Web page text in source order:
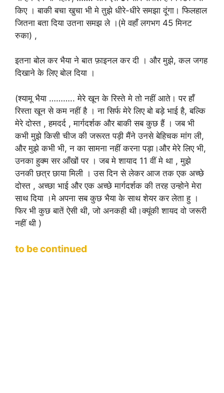
किए । बाकी बचा खुचा भी मे तुझे धीरे-धीरे समझा दूंगा। फिलहाल
जितना बता दिया उतना समझ ले ।(मे वहाँ लगभग 45 मिनट
रुका) ,
इतना बोल कर भैया ने बात फ़ाइनल कर दी । और मुझे, कल जगह
दिखाने के लिए बोल दिया ।
(श्यामू भैया ……….. मेरे खून के रिस्ते मे तो नहीं आते। पर हाँ
रिस्ता खून से कम नहीं है । ना सिर्फ मेरे लिए बो बड़े भाई है, बल्कि
मेरे दोस्त , हमदर्द , मार्गदर्शक और बाकी सब कुछ हैं । जब भी
कभी मुझे किसी चीज की जरूरत पड़ी मैंने उनसे बेहिचक मांग ली,
और मुझे कभी भी, न का सामना नहीं करना पड़ा।और मेरे लिए भी,
उनका हुक्म सर आँखों पर । जब मे शायाद 11 वीं मे था , मुझे
उनकी छत्र छाया मिली । उस दिन से लेकर आज तक एक अच्छे
दोस्त , अच्छा भाई और एक अच्छे मार्गदर्शक की तरह उन्होने मेरा
साथ दिया ।मे अपना सब कुछ भैया के साथ शेयर कर लेता हु ।
फिर भी कुछ बातें ऐसी थी, जो अनकही थी।क्यूंकी शायद वो जरूरी
नहीं थी )
to be continued